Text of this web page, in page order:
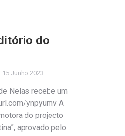
do
15 Junho 2023
Nelas recebe um
ynpyumv A
do projecto
aprovado pelo